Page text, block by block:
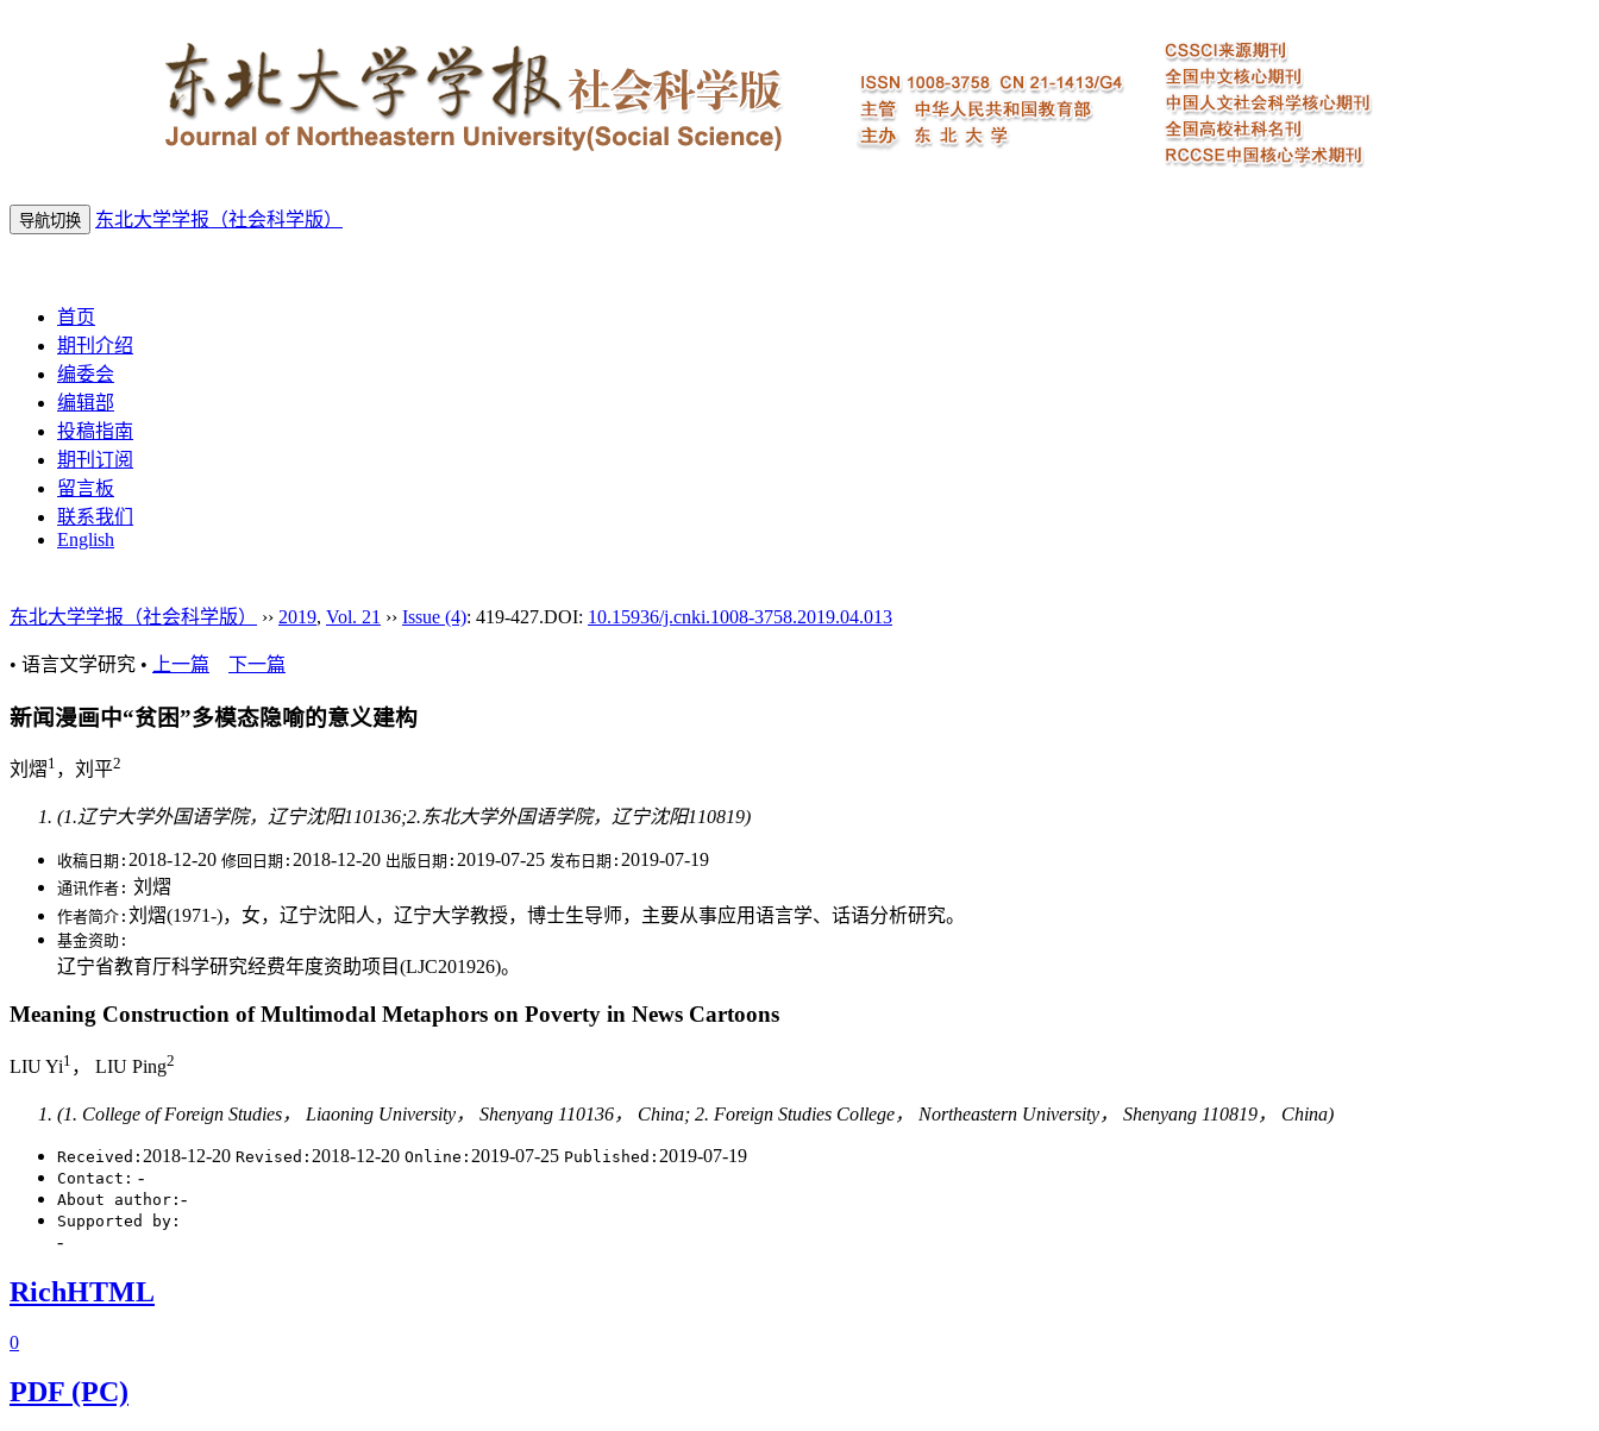
导航切换 东北大学学报（社会科学版）
首页
期刊介绍
编委会
编辑部
投稿指南
期刊订阅
留言板
联系我们
English
东北大学学报（社会科学版） ›› 2019, Vol. 21 ›› Issue (4): 419-427.DOI: 10.15936/j.cnki.1008-3758.2019.04.013
• 语言文学研究 • 上一篇 下一篇
新闻漫画中“贫困”多模态隐喻的意义建构
刘熠1 ，刘平2
(1.辽宁大学外国语学院，辽宁沈阳110136;2.东北大学外国语学院，辽宁沈阳110819)
收稿日期: 2018-12-20 修回日期: 2018-12-20 出版日期: 2019-07-25 发布日期: 2019-07-19
通讯作者: 刘熠
作者简介: 刘熠(1971-)，女，辽宁沈阳人，辽宁大学教授，博士生导师，主要从事应用语言学、话语分析研究。
基金资助:
辽宁省教育厅科学研究经费年度资助项目(LJC201926)。
Meaning Construction of Multimodal Metaphors on Poverty in News Cartoons
LIU Yi1 ， LIU Ping2
(1. College of Foreign Studies， Liaoning University， Shenyang 110136， China; 2. Foreign Studies College， Northeastern University， Shenyang 110819， China)
Received: 2018-12-20 Revised: 2018-12-20 Online: 2019-07-25 Published: 2019-07-19
Contact: -
About author: -
Supported by:
-
RichHTML
0
PDF (PC)